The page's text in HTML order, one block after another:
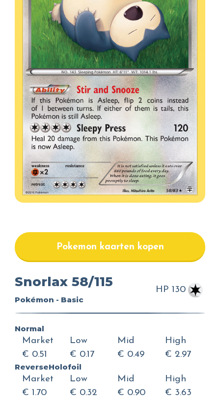
Pokemon kaarten kopen
Snorlax 58/115
Pokémon - Basic
HP 130
Normal
Market
€ 0.51
Low
€ 0.17
Mid
€ 0.49
High
€ 2.97
ReverseHolofoil
Market
€ 1.70
Low
€ 0.32
Mid
€ 0.90
High
€ 3.63